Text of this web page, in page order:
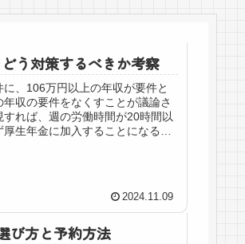
う対策するべきか考察
、106万円以上の年収が要件と
収の要件をなくすことが議論さ
れば、週の労働時間が20時間以
生年金に加入することになるの
2024.11.09
び方と予約方法